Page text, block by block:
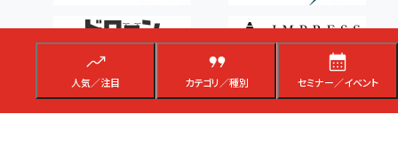
人気／注目 カテゴリ／種別 セミナー／イベント